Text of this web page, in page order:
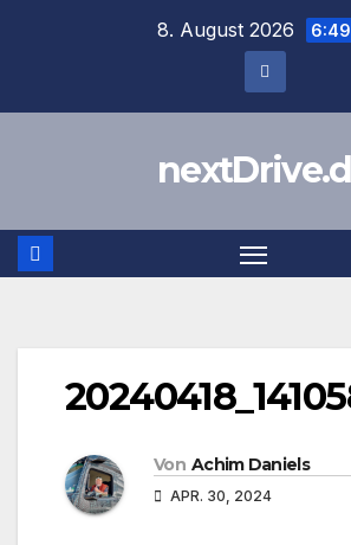
8. August 2026 6:49
Von Achim Daniels
APR. 30, 2024